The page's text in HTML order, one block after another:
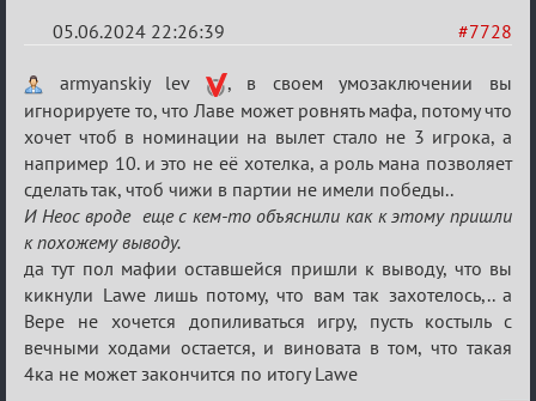
#7728
05.06.2024 22:26:39
Re:
Кубок
Вендетты
armyanskiy lev
, в своем умозаключении вы
игнорируете то, что Лаве может ровнять мафа, потому что
хочет чтоб в номинации на вылет стало не 3 игрока, а
например 10. и это не её хотелка, а роль мана позволяет
сделать так, чтоб чижи в партии не имели победы..
И Неос вроде еще с кем-то объяснили как к этому пришли
к похожему выводу.
да тут пол мафии оставшейся пришли к выводу, что вы
кикнули Lawe лишь потому, что вам так захотелось,.. а
Вере не хочется допиливаться игру, пусть костыль с
вечными ходами остается, и виновата в том, что такая
4ка не может закончится по итогу Lawe